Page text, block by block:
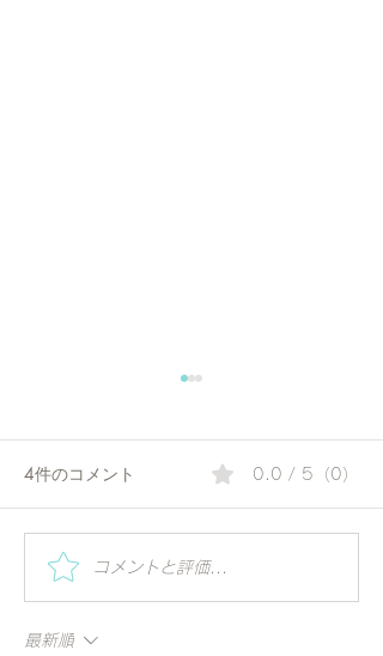
夏の朝にぴったりのコリ
アンダーウォーター | 毎
日の一杯で始める、やさ
4件のコメント 0.0 / 5（0）
コメントと評価...
最新順